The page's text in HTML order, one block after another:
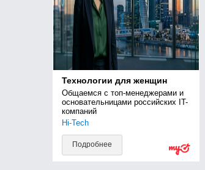
Технологии для женщин
Общаемся с топ-менеджерами и
основательницами российских IT-
компаний
Hi-Tech
Подробнее